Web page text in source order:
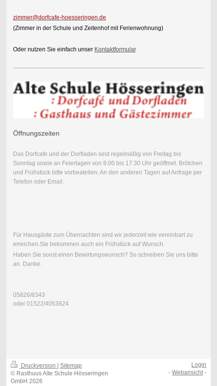
zimmer@dorfcafe-hoesseringen.de
(Zimmer in der Schule und Zeitenhof mit Ferienwohnung)
Oder nutzen Sie einfach unser Kontaktformular.
Öffnungszeiten
Das Dorfcafe und der Dorfladen sind regelmäßig von Freitag bis
Sonntag sowie an Feiertagen von 8:00 bis 17:30 Uhr geöffmet. Brötchen
und Frühstück bitte vorbeatellen. An den anderen Tagen auf Anfrage per
Telefon oder Email.
Für Hausgäste zum Übernachten sind wir jederzeit wie vereinbart zu
erreichen.Sie bekommen auch ein Frühstück auf Wunsch.
Haben Sie sonst einen Bewirtungswunsch? So schreiben Sie uns bitte
an. Danke.
05826/8343
oder 01522/4053824
Druckversion | Sitemap
© Rasthuus Alte Schule Hösseringen
GmbH 2026
Login
-Webansicht-